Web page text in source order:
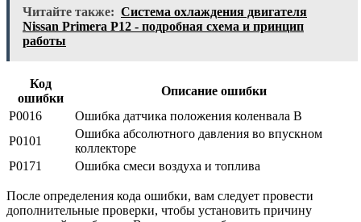
Читайте также: Система охлаждения двигателя
Nissan Primera P12 - подробная схема и принцип
работы
Код
ошибки
Описание ошибки
P0016
Ошибка датчика положения коленвала B
P0101
Ошибка абсолютного давления во впускном
коллекторе
P0171
Ошибка смеси воздуха и топлива
После определения кода ошибки, вам следует провести
дополнительные проверки, чтобы установить причину